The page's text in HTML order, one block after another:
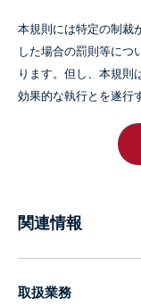
本規則には特定の制裁
した場合の罰則等につ
ります。但し、本規則
効果的な執行とを遂行
関連情報
取扱業務